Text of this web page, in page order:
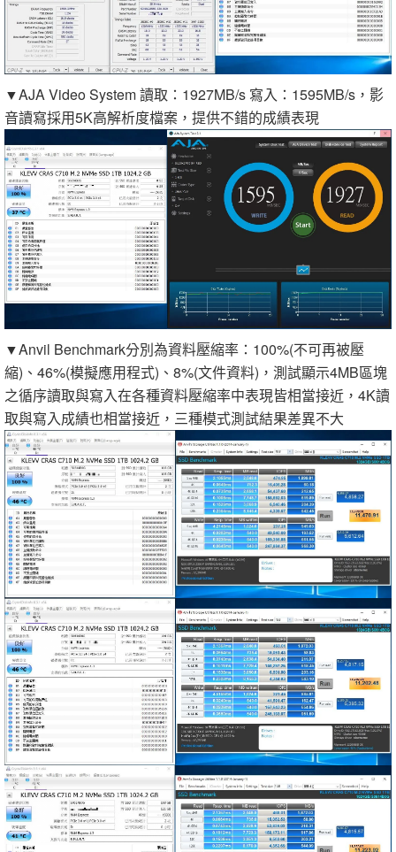
▼AJA Video System 讀取：1927MB/s 寫入：1595MB/s，影
音讀寫採用5K高解析度檔案，提供不錯的成績表現
▼Anvil Benchmark分別為資料壓縮率：100%(不可再被壓
縮)、46%(模擬應用程式)、8%(文件資料)，測試顯示4MB區塊
之循序讀取與寫入在各種資料壓縮率中表現皆相當接近，4K讀
取與寫入成績也相當接近，三種模式測試結果差異不大